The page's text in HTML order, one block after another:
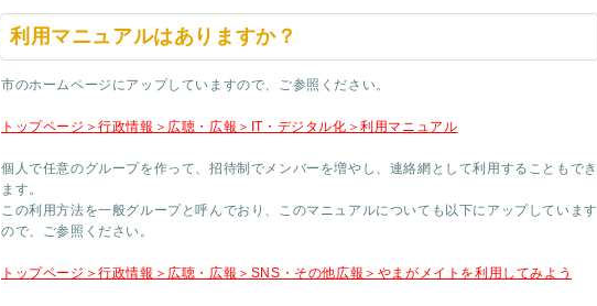
利用マニュアルはありますか？
市のホームページにアップしていますので、ご参照ください。
トップページ＞行政情報＞広聴・広報＞IT・デジタル化＞利用マニュアル
個人で任意のグループを作って、招待制でメンバーを増やし、連絡網として利用することもでき
ます。
この利用方法を一般グループと呼んでおり、このマニュアルについても以下にアップしています
ので、ご参照ください。
トップページ＞行政情報＞広聴・広報＞SNS・その他広報＞やまがメイトを利用してみよう